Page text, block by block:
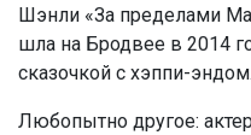
Шэнли «За пределами
шла на Бродвее в 2014
сказочкой с хэппи-эндом.
Любопытно другое: